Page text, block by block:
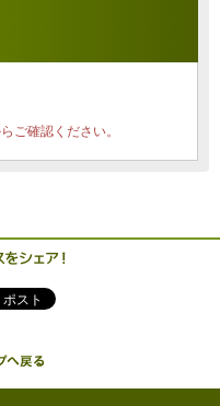
ご確認ください。